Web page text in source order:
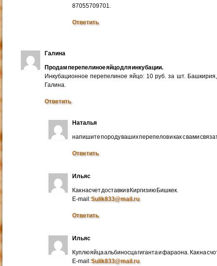
87055709701.
Ответить
Галина
Продам перепелиное яйцо для инкубации.
Инкубационное перепелиное яйцо: 10 руб. за шт.
Галина.
Ответить
Наталья
напишите породу ваших перепелов и как с вами
Ответить
Ильяс
Как насчет доставки в Киргизию Бишкек.
E-mail:Sulik833@mail.ru
Ответить
Ильяс
Куплю яйца альбиносца гиганта и фараона. Как на
E-mail:Sulik833@mail.ru